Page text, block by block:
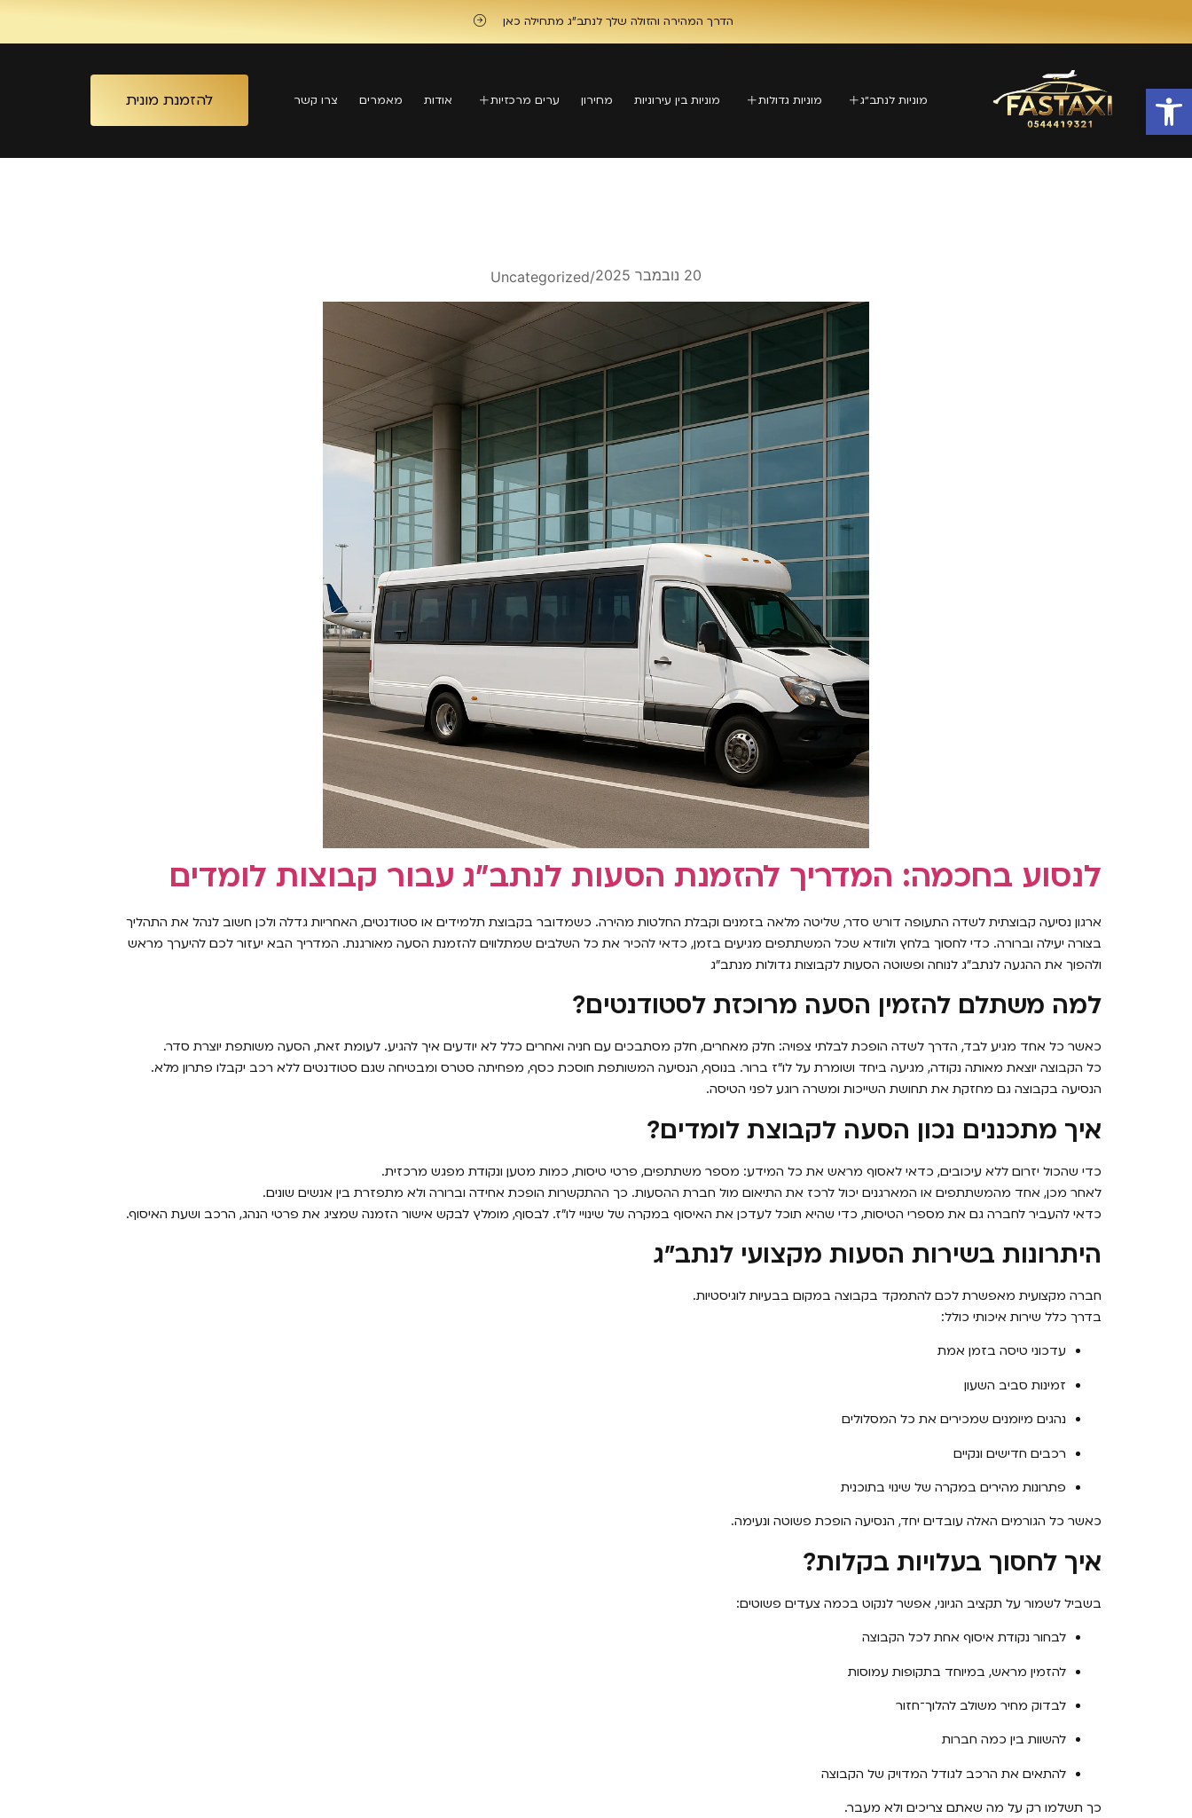
פתח סרגל נגישות
הדרך המהירה והזולה שלך לנתב"ג מתחילה כאן
מוניות לנתב״ג מוניות גדולות מוניות בין עירוניות מחירון ערים מרכזיות אודות מאמרים צרו קשר להזמנת מונית
20 נובמבר 2025 /
Uncategorized
לנסוע בחכמה: המדריך להזמנת הסעות לנתב״ג עבור קבוצות לומדים
ארגון נסיעה קבוצתית לשדה התעופה דורש סדר, שליטה מלאה בזמנים וקבלת החלטות מהירה. כשמדובר בקבוצת תלמידים או סטודנטים, האחריות גדלה ולכן חשוב לנהל את התהליך
בצורה יעילה וברורה. כדי לחסוך בלחץ ולוודא שכל המשתתפים מגיעים בזמן, כדאי להכיר את כל השלבים שמתלווים להזמנת הסעה מאורגנת. המדריך הבא יעזור לכם להיערך מראש
ולהפוך את ההגעה לנתב״ג לנוחה ופשוטה הסעות לקבוצות גדולות מנתב״ג
למה משתלם להזמין הסעה מרוכזת לסטודנטים?
כאשר כל אחד מגיע לבד, הדרך לשדה הופכת לבלתי צפויה: חלק מאחרים, חלק מסתבכים עם חניה ואחרים כלל לא יודעים איך להגיע. לעומת זאת, הסעה משותפת יוצרת סדר.
כל הקבוצה יוצאת מאותה נקודה, מגיעה ביחד ושומרת על לו״ז ברור. בנוסף, הנסיעה המשותפת חוסכת כסף, מפחיתה סטרס ומבטיחה שגם סטודנטים ללא רכב יקבלו פתרון מלא.
הנסיעה בקבוצה גם מחזקת את תחושת השייכות ומשרה רוגע לפני הטיסה.
איך מתכננים נכון הסעה לקבוצת לומדים?
כדי שהכול יזרום ללא עיכובים, כדאי לאסוף מראש את כל המידע: מספר משתתפים, פרטי טיסות, כמות מטען ונקודת מפגש מרכזית.
לאחר מכן, אחד מהמשתתפים או המארגנים יכול לרכז את התיאום מול חברת ההסעות. כך ההתקשרות הופכת אחידה וברורה ולא מתפזרת בין אנשים שונים.
כדאי להעביר לחברה גם את מספרי הטיסות, כדי שהיא תוכל לעדכן את האיסוף במקרה של שינויי לו״ז. לבסוף, מומלץ לבקש אישור הזמנה שמציג את פרטי הנהג, הרכב ושעת האיסוף.
היתרונות בשירות הסעות מקצועי לנתב״ג
חברה מקצועית מאפשרת לכם להתמקד בקבוצה במקום בבעיות לוגיסטיות.
בדרך כלל שירות איכותי כולל:
עדכוני טיסה בזמן אמת
זמינות סביב השעון
נהגים מיומנים שמכירים את כל המסלולים
רכבים חדישים ונקיים
פתרונות מהירים במקרה של שינוי בתוכנית
כאשר כל הגורמים האלה עובדים יחד, הנסיעה הופכת פשוטה ונעימה.
איך לחסוך בעלויות בקלות?
בשביל לשמור על תקציב הגיוני, אפשר לנקוט בכמה צעדים פשוטים:
לבחור נקודת איסוף אחת לכל הקבוצה
להזמין מראש, במיוחד בתקופות עמוסות
לבדוק מחיר משולב להלוך־חזור
להשוות בין כמה חברות
להתאים את הרכב לגודל המדויק של הקבוצה
כך תשלמו רק על מה שאתם צריכים ולא מעבר.